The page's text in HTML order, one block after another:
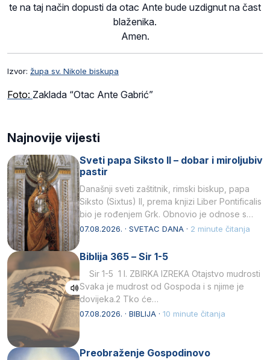
te na taj način dopusti da otac Ante bude uzdignut na čast
blaženika.
Amen.
Izvor: župa sv. Nikole biskupa
Foto: Zaklada “Otac Ante Gabrić”
Najnovije vijesti
Sveti papa Siksto II – dobar i miroljubiv
pastir
Današnji sveti zaštitnik, rimski biskup, papa
Siksto (Sixtus) II, prema knjizi Liber Pontificalis
bio je rođenjem Grk. Obnovio je odnose s
afričkim…
07.08.2026. · SVETAC DANA · 2 minute čitanja
Biblija 365 – Sir 1-5
Sir 1-5 1 I. ZBIRKA IZREKA Otajstvo mudrosti
Svaka je mudrost od Gospoda i s njime je
dovijeka.2 Tko će…
07.08.2026. · BIBLIJA · 10 minute čitanja
Preobraženje Gospodinovo